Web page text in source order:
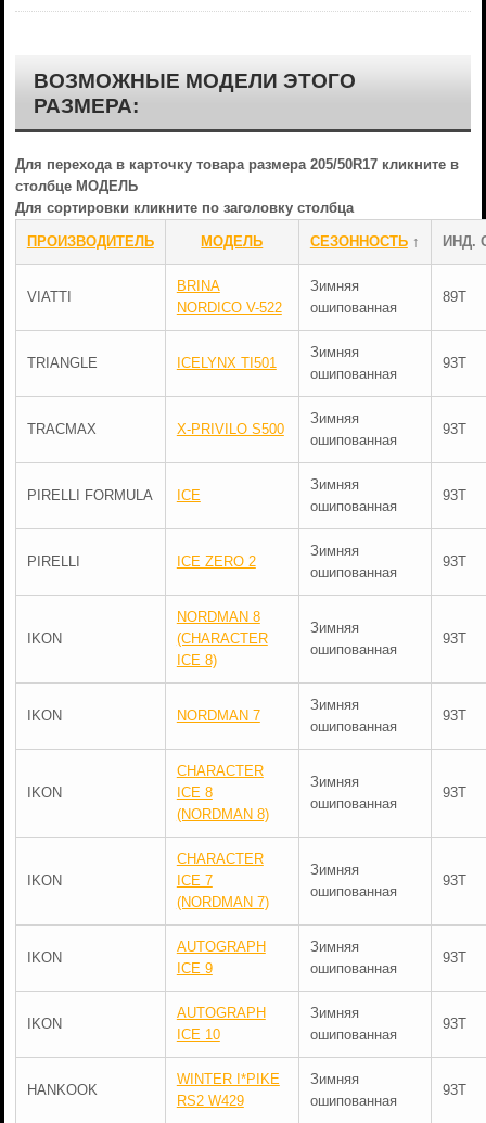
ВОЗМОЖНЫЕ МОДЕЛИ ЭТОГО
РАЗМЕРА:
Для перехода в карточку товара размера 205/50R17 кликните в
столбце МОДЕЛЬ
Для сортировки кликните по заголовку столбца
ПРОИЗВОДИТЕЛЬ МОДЕЛЬ СЕЗОННОСТЬ↑ ИНД.
VIATTI
BRINA
NORDICO V-522
Зимняя
ошипованная
89T
TRIANGLE ICELYNX TI501
Зимняя
ошипованная
93T
TRACMAX X-PRIVILO S500
Зимняя
ошипованная
93T
PIRELLI FORMULA ICE
Зимняя
ошипованная
93T
PIRELLI ICE ZERO 2
Зимняя
ошипованная
93T
IKON
NORDMAN 8
(CHARACTER
ICE 8)
Зимняя
ошипованная
93T
IKON NORDMAN 7
Зимняя
ошипованная
93T
IKON
CHARACTER
ICE 8
(NORDMAN 8)
Зимняя
ошипованная
93T
IKON
CHARACTER
ICE 7
(NORDMAN 7)
Зимняя
ошипованная
93T
IKON
AUTOGRAPH
ICE 9
Зимняя
ошипованная
93T
IKON
AUTOGRAPH
ICE 10
Зимняя
ошипованная
93T
HANKOOK
WINTER I*PIKE
RS2 W429
Зимняя
ошипованная
93T